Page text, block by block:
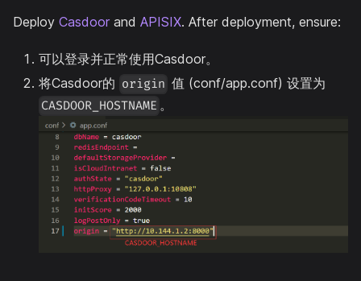
Deploy Casdoor and APISIX. After deployment, ensure:
可以登录并正常使用Casdoor。
将Casdoor的 origin 值 (conf/app.conf) 设置为
CASDOOR_HOSTNAME 。